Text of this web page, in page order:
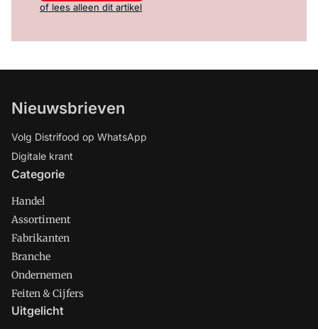
of lees alleen dit artikel
Nieuwsbrieven
Volg Distrifood op WhatsApp
Digitale krant
Categorie
Handel
Assortiment
Fabrikanten
Branche
Ondernemen
Feiten & Cijfers
Uitgelicht